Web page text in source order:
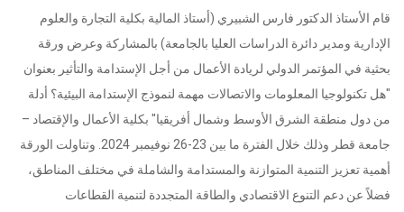
قام الأستاذ الدكتور فارس الشبيري (أستاذ المالية بكلية التجارة والعلوم
الإدارية ومدير دائرة الدراسات العليا بالجامعة) بالمشاركة وعرض ورقة
بحثية في المؤتمر الدولي لريادة الأعمال من أجل الإستدامة والتأثير بعنوان
"هل تكنولوجيا المعلومات والاتصالات مهمة لنموذج الإستدامة البيئية؟ أدلة
من دول منطقة الشرق الأوسط وشمال أفريقيا" بكلية الأعمال والإقتصاد –
جامعة قطر وذلك خلال الفترة ما بين 23-26 نوفيمبر 2024. وتناولت الورقة
أهمية تعزيز التنمية المتوازنة والمستدامة والشاملة في مختلف المناطق،
فضلاً عن دعم التنوع الاقتصادي والطاقة المتجددة لتنمية القطاعات